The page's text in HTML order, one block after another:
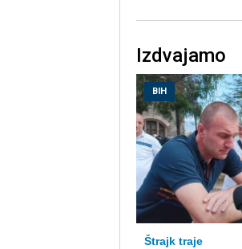
Izdvajamo
BIH
Štrajk traje